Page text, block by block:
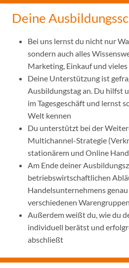
Deine
Bei uns lernst du nicht nur
sondern auch alles
Marketing, Einkauf und
Deine Unterstützung ist
Ausbildungstag an. Du hilfst
im Tagesgeschäft und lernst
Welt kennen
Du unterstützt bei der
Multichannel-Strategie
stationärem und Online
Am Ende deiner
betriebswirtschaftlichen
Handelsunternehmens
verschiedenen
Außerdem weißt du, wie du
individuell berätst und
abschließt